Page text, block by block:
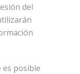
del
es posible